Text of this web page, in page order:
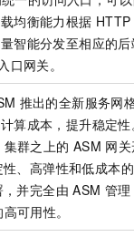
均衡能力根据 HTTP
智能分发至相应的
口网关。
推出的全新服务网
算成本，提升稳定
集群之上的 ASM 网
、高弹性和低成本
并完全由 ASM 管理
可用性。
平台百炼-智能体
构建企业级 Agent
台 PAI
10